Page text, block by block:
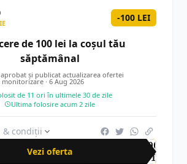
-100 LEI
de 100 lei la coșul tău
săptămânal
și publicat actualizarea ofertei
· 6 Aug 2026
de 11 ori în ultimele 30 de zile
Ultima folosire acum 2 zile
& condiții
Vezi oferta
-100
LEI